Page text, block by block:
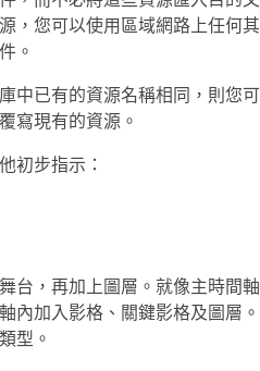
，您可以使用區域網路上任何其
。
中已有的資源名稱相同，則您可
寫現有的資源。
初步指示：
台，再加上圖層。就像主時間軸
內加入影格、關鍵影格及圖層。
型。